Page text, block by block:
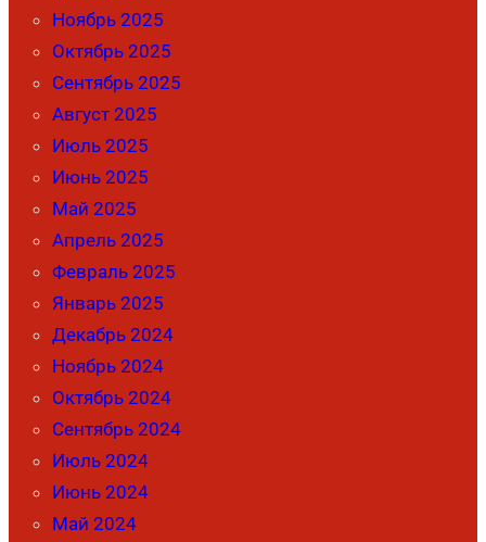
Ноябрь 2025
Октябрь 2025
Сентябрь 2025
Август 2025
Июль 2025
Июнь 2025
Май 2025
Апрель 2025
Февраль 2025
Январь 2025
Декабрь 2024
Ноябрь 2024
Октябрь 2024
Сентябрь 2024
Июль 2024
Июнь 2024
Май 2024